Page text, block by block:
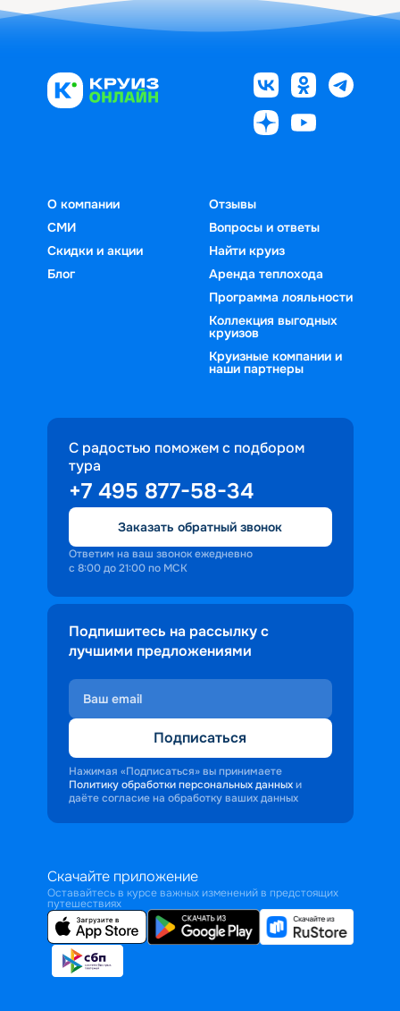
О компании
СМИ
Скидки и акции
Блог
Отзывы
Вопросы и ответы
Найти круиз
Аренда теплохода
Программа лояльности
Коллекция выгодных
круизов
Круизные компании и
наши партнеры
С радостью поможем с подбором
тура
+7 495 877-58-34
Заказать обратный звонок
Ответим на ваш звонок ежедневно
с 8:00 до 21:00 по МСК
Подпишитесь на рассылку с
лучшими предложениями
Подписаться
Нажимая «Подписаться» вы принимаете
Политику обработки персональных данных и
даёте согласие на обработку ваших данных
Скачайте приложение
Оставайтесь в курсе важных изменений в предстоящих
путешествиях